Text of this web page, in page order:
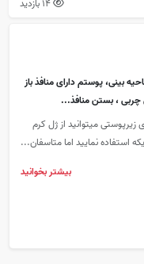
14 بازدید
بینی، پوستم دارای منافذ باز
، بستن منافذ...
میتوانید از ژل کرم
استفاده نمایید اما متاسفان...
بیشتر بخوانید